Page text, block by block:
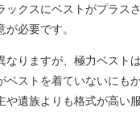
ックスにベストがプラス
必要です。
なりますが、極力ベスト
ベストを着ていないにも
や遺族よりも格式が高い